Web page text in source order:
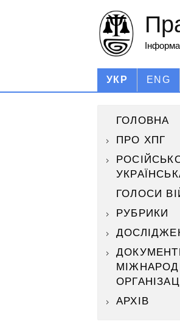
УКР ENG
ГОЛОВНА
ПРО ХПГ
ГОЛОСИ
РУБРИКИ
АРХІВ